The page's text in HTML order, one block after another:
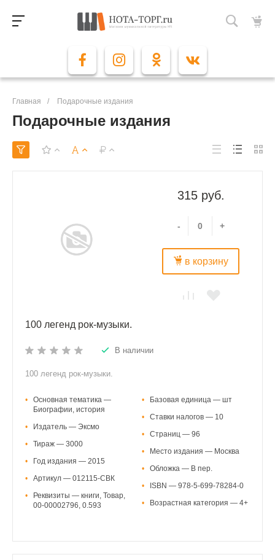
Главная / Подарочные издания
Подарочные издания
315 руб.
- +
в корзину
100 легенд рок-музыки.
В наличии
100 легенд рок-музыки.
•
Основная тематика —
Биографии, история
•
Издатель — Эксмо
•
Тираж — 3000
•
Год издания — 2015
•
Артикул — 012115-СВК
•
Реквизиты — книги, Товар,
00-00002796, 0.593
•
Базовая единица — шт
•
Ставки налогов — 10
•
Страниц — 96
•
Место издания — Москва
•
Обложка — В пер.
•
ISBN — 978-5-699-78284-0
•
Возрастная категория — 4+